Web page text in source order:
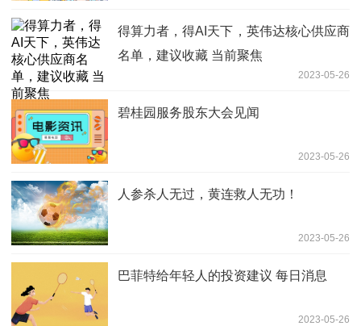
得算力者，得AI天下，英伟达核心供应商
名单，建议收藏 当前聚焦
2023-05-26
碧桂园服务股东大会见闻
2023-05-26
人参杀人无过，黄连救人无功！
2023-05-26
巴菲特给年轻人的投资建议 每日消息
2023-05-26